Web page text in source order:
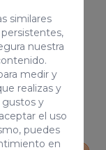
similares
nuestra
medir y
realizas y
gustos y
el uso
puedes
en
a tu
y
de